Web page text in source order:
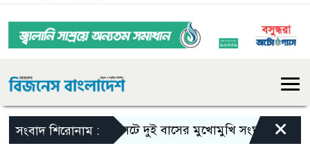
সংবাদ শিরোনাম :সিলেটে দুই বাসের মুখোমুখি সংঘর্ষে নিহত বেড়ে ৯
×